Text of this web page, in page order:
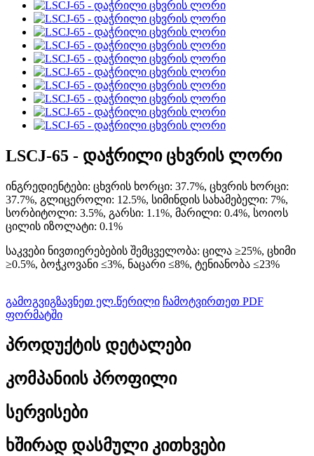
LSCJ-65 - დაჭრილი ცხვრის ლორი
ინგრედიენტები: ცხვრის ხორცი: 37.7%, ცხვრის ხორცი:
37.7%, გლიცეროლი: 12.5%, სიმინდის სახამებელი: 7%,
სორბიტოლი: 3.5%, გარსი: 1.1%, მარილი: 0.4%, სოიოს
ცილის იზოლატი: 0.1%
საკვები ნივთიერებების შემცველობა: ცილა ≥25%, ცხიმი
≥0.5%, ბოჭკოვანი ≤3%, ნაცარი ≤8%, ტენიანობა ≤23%
გამოგვიგზავნეთ ელ.წერილი ჩამოტვირთეთ PDF
ფორმატში
პროდუქტის დეტალები
კომპანიის პროფილი
სერვისები
ხშირად დასმული კითხვები